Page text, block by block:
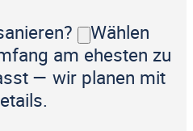
Wählen
am ehesten zu
— wir planen mit